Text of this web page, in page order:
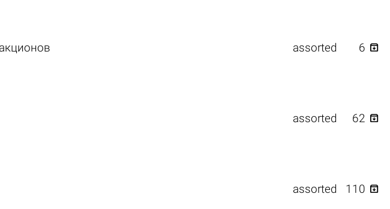
assorted 6 
assorted 62 
assorted 110 